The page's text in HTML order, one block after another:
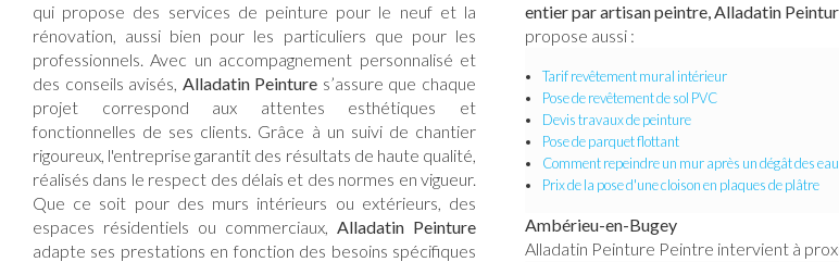
qui propose des services de peinture pour le neuf et la
rénovation, aussi bien pour les particuliers que pour les
professionnels. Avec un accompagnement personnalisé et
des conseils avisés, Alladatin Peinture s’assure que chaque
projet correspond aux attentes esthétiques et
fonctionnelles de ses clients. Grâce à un suivi de chantier
rigoureux, l'entreprise garantit des résultats de haute qualité,
réalisés dans le respect des délais et des normes en vigueur.
Que ce soit pour des murs intérieurs ou extérieurs, des
espaces résidentiels ou commerciaux, Alladatin Peinture
adapte ses prestations en fonction des besoins spécifiques
entier par artisan peintre, Alladatin
propose aussi :
Tarif revêtement mural intérieur
Pose de revêtement de sol PVC
Devis travaux de peinture
Pose de parquet flottant
Comment repeindre un mur après un dégât des
Prix de la pose d'une cloison en plaques de plâtre
Ambérieu-en-Bugey
Alladatin Peinture Peintre intervient à